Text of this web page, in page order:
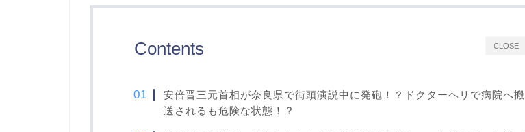
CLOSE
Contents
安倍晋三元首相が奈良県で街頭演説中に発砲！？ドクターヘリで病院へ搬
送されるも危険な状態！？